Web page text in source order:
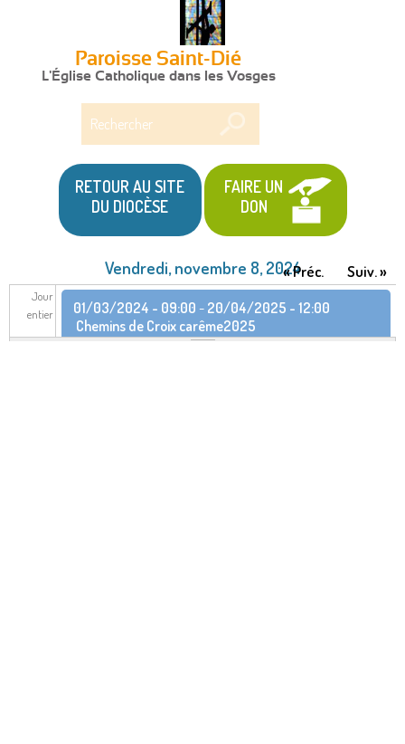
Paroisse Saint-Dié
L'Église Catholique dans les Vosges
RETOUR AU SITE
DU DIOCÈSE
FAIRE UN
DON
Vendredi, novembre 8, 2024« Préc. Suiv. »
Jour
entier
01/03/2024 - 09:00 - 20/04/2025 - 12:00
Chemins de Croix carême2025